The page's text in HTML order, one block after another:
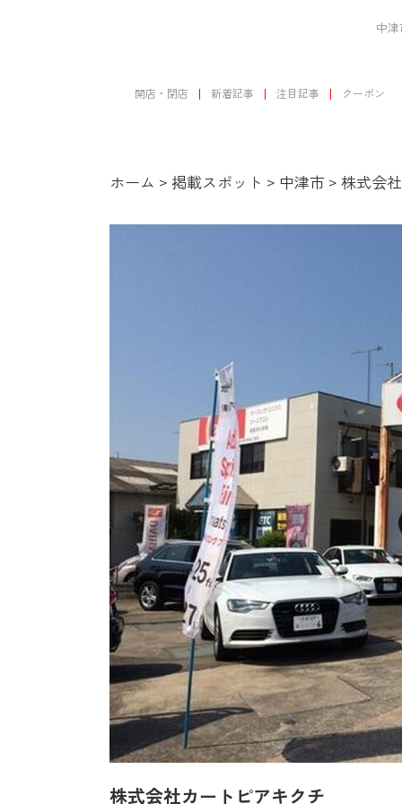
中
開店・閉店 新着記事 注目記事 クーポン
ホーム > 掲載スポット > 中津市 > 株式会
株式会社カートピアキクチ